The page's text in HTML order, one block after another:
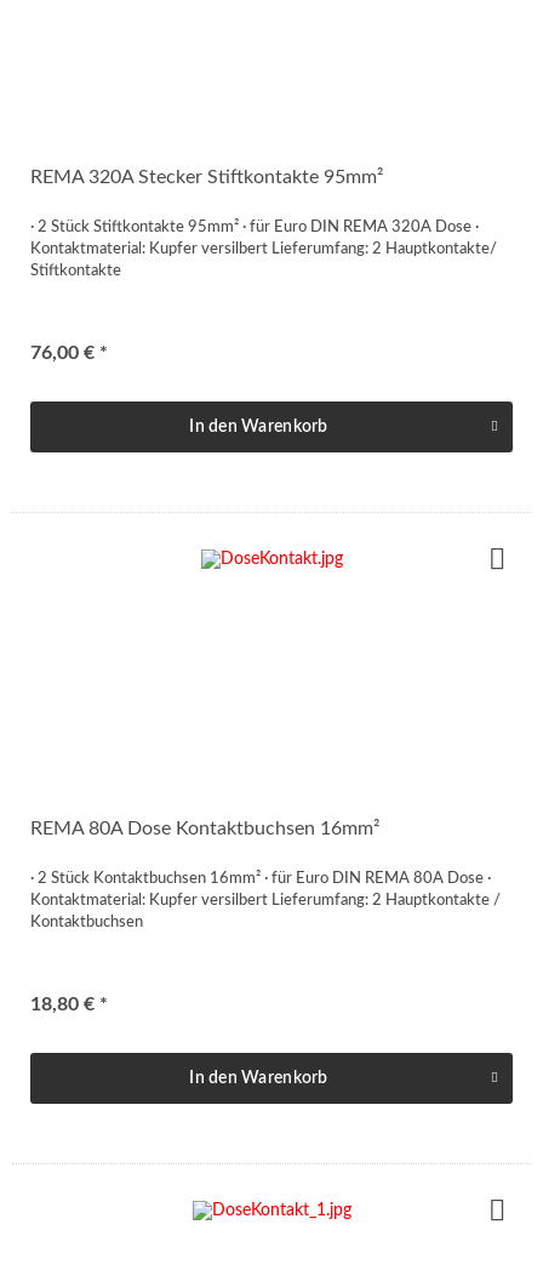
REMA 320A Stecker Stiftkontakte 95mm²
· 2 Stück Stiftkontakte 95mm² · für Euro DIN REMA 320A Dose ·
Kontaktmaterial: Kupfer versilbert Lieferumfang: 2 Hauptkontakte/
Stiftkontakte
76,00 € *
In den Warenkorb
REMA 80A Dose Kontaktbuchsen 16mm²
· 2 Stück Kontaktbuchsen 16mm² · für Euro DIN REMA 80A Dose ·
Kontaktmaterial: Kupfer versilbert Lieferumfang: 2 Hauptkontakte /
Kontaktbuchsen
18,80 € *
In den Warenkorb